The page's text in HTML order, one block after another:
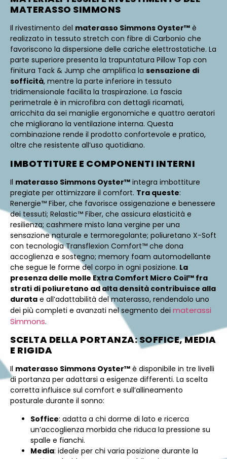
MATERASSO SIMMONS
Il rivestimento del materasso Simmons Oyster™ è
realizzato in tessuto stretch con fibre di Carbonio che
favoriscono la dispersione delle cariche elettrostatiche. La
parte superiore presenta la trapuntatura Pillow Top con
finitura Tack & Jump che amplifica la sensazione di
sofficità, mentre la parte inferiore in tessuto
tridimensionale facilita la traspirazione. La fascia
perimetrale è in microfibra con dettagli ricamati,
arricchita da sei maniglie ergonomiche e quattro aeratori
che migliorano la ventilazione interna. Questa
combinazione rende il prodotto confortevole e pratico,
oltre che resistente all’uso quotidiano.
IMBOTTITURE E COMPONENTI INTERNI
Il materasso Simmons Oyster™ integra imbottiture
pregiate per ottimizzare il comfort. Tra queste:
Renergie™ Fiber, che favorisce ossigenazione e benessere
dei tessuti; Relastic™ Fiber, che assicura elasticità e
resilienza; cashmere misto lana vergine per una
sensazione naturale e termoregolante; poliuretano X-Soft
con tecnologia Transflexion Comfort™ che dona
accoglienza e sostegno; memory foam automodellante
che segue le forme del corpo in ogni posizione. La
presenza delle molle Extra Comfort Micro Coil™ fra
strati di poliuretano ad alta densità contribuisce alla
durata e all’adattabilità del materasso, rendendolo uno
dei più completi e avanzati nel segmento dei materassi
Simmons.
SCELTA DELLA PORTANZA: SOFFICE, MEDIA
E RIGIDA
Il materasso Simmons Oyster™ è disponibile in tre livelli
di portanza per adattarsi a esigenze differenti. La scelta
corretta influisce sul comfort e sull’allineamento
posturale durante il sonno:
Soffice: adatta a chi dorme di lato e ricerca
un’accoglienza morbida che riduca la pressione su
spalle e fianchi.
Media: ideale per chi varia posizione durante la